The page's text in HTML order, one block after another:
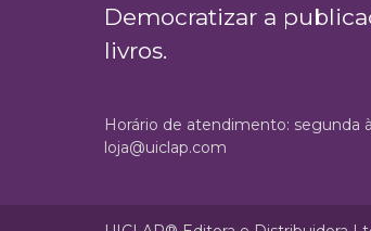
Democratizar a
livros.
Horário de atendimento: segunda
loja@uiclap.com